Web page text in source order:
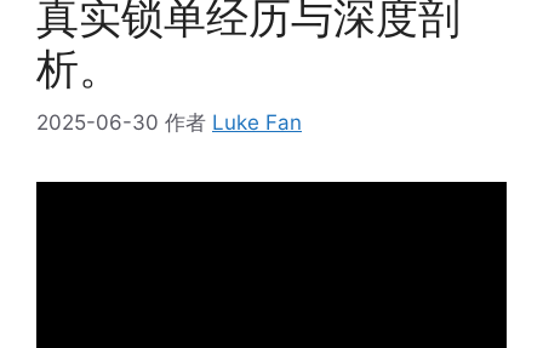
真实锁单经历与深度剖
析。
2025-06-30 作者 Luke Fan